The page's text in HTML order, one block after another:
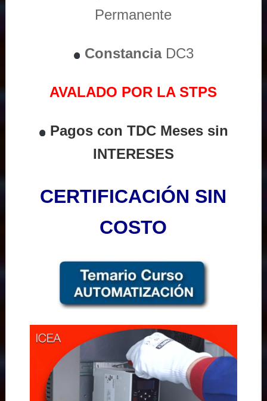
Permanente
ConstanciaDC3
AVALADO POR LA STPS
Pagos con TDC Meses sin
INTERESES
CERTIFICACIÓN SIN
COSTO